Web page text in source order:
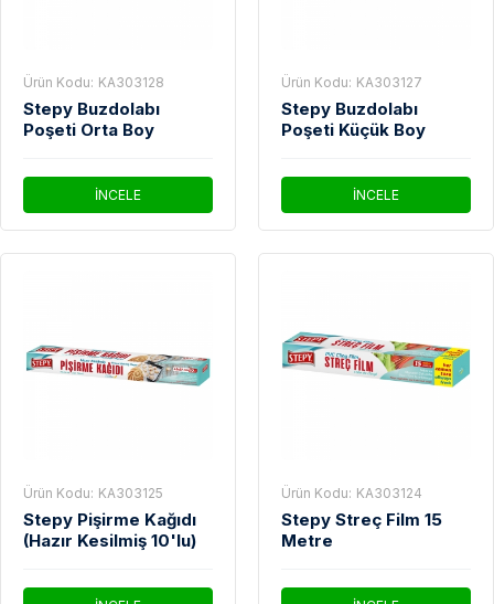
Ürün Kodu: KA303128
Stepy Buzdolabı
Poşeti Orta Boy
İNCELE
Ürün Kodu: KA303127
Stepy Buzdolabı
Poşeti Küçük Boy
İNCELE
Ürün Kodu: KA303125
Stepy Pişirme Kağıdı
(Hazır Kesilmiş 10'lu)
Ürün Kodu: KA303124
Stepy Streç Film 15
Metre